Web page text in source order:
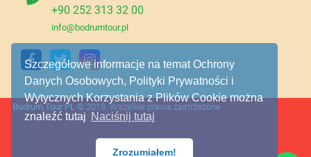
Szczegółowe informacje na temat Ochrony
Danych Osobowych, Polityki Prywatności i
Wytycznych Korzystania z Plików Cookie można
znaleźć tutaj Naciśnij tutaj
Zrozumiałem!
+90 252 313 32 00
info@bodrumtour.pl
Bodrum Tour PL © 2019. Wszelkie prawa zastrzeżone